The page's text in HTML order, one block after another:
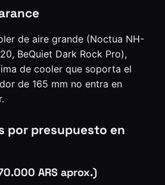
de aire grande (Noctua NH-
BeQuiet Dark Rock Pro),
de cooler que soporta el
de 165 mm no entra en
por presupuesto en
ARS aprox.)